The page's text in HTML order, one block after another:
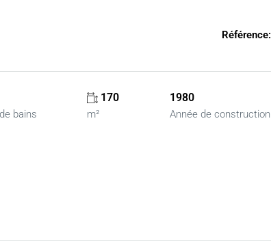
Référence:
bains
170
m²
1980
Année de construction